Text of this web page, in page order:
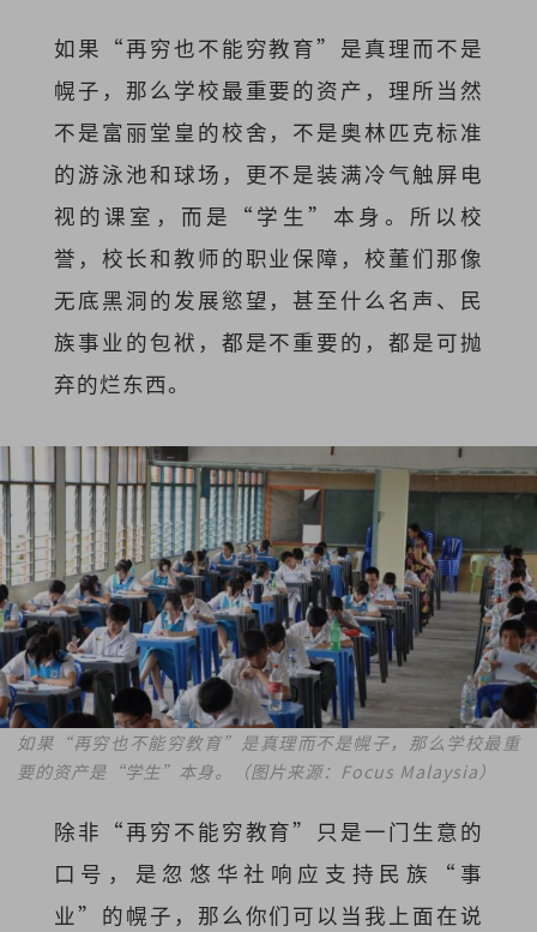
如果“再穷也不能穷教育”是真理而不是
幌子，那么学校最重要的资产，理所当然
不是富丽堂皇的校舍，不是奥林匹克标准
的游泳池和球场，更不是装满冷气触屏电
视的课室，而是“学生”本身。所以校
誉，校长和教师的职业保障，校董们那像
无底黑洞的发展慾望，甚至什么名声、民
族事业的包袱，都是不重要的，都是可抛
弃的烂东西。
如果“再穷也不能穷教育”是真理而不是幌子，那么学校最重
要的资产是“学生”本身。（图片来源：Focus Malaysia）
除非“再穷不能穷教育”只是一门生意的
口号，是忽悠华社响应支持民族“事
业”的幌子，那么你们可以当我上面在说